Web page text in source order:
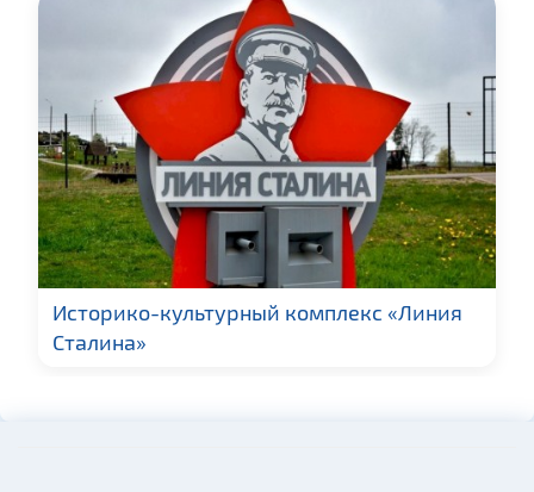
Историко-культурный комплекс «Линия
Сталина»